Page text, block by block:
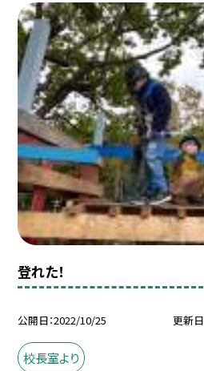
登れた！
公開日 2022/10/25 更新日
校長室より